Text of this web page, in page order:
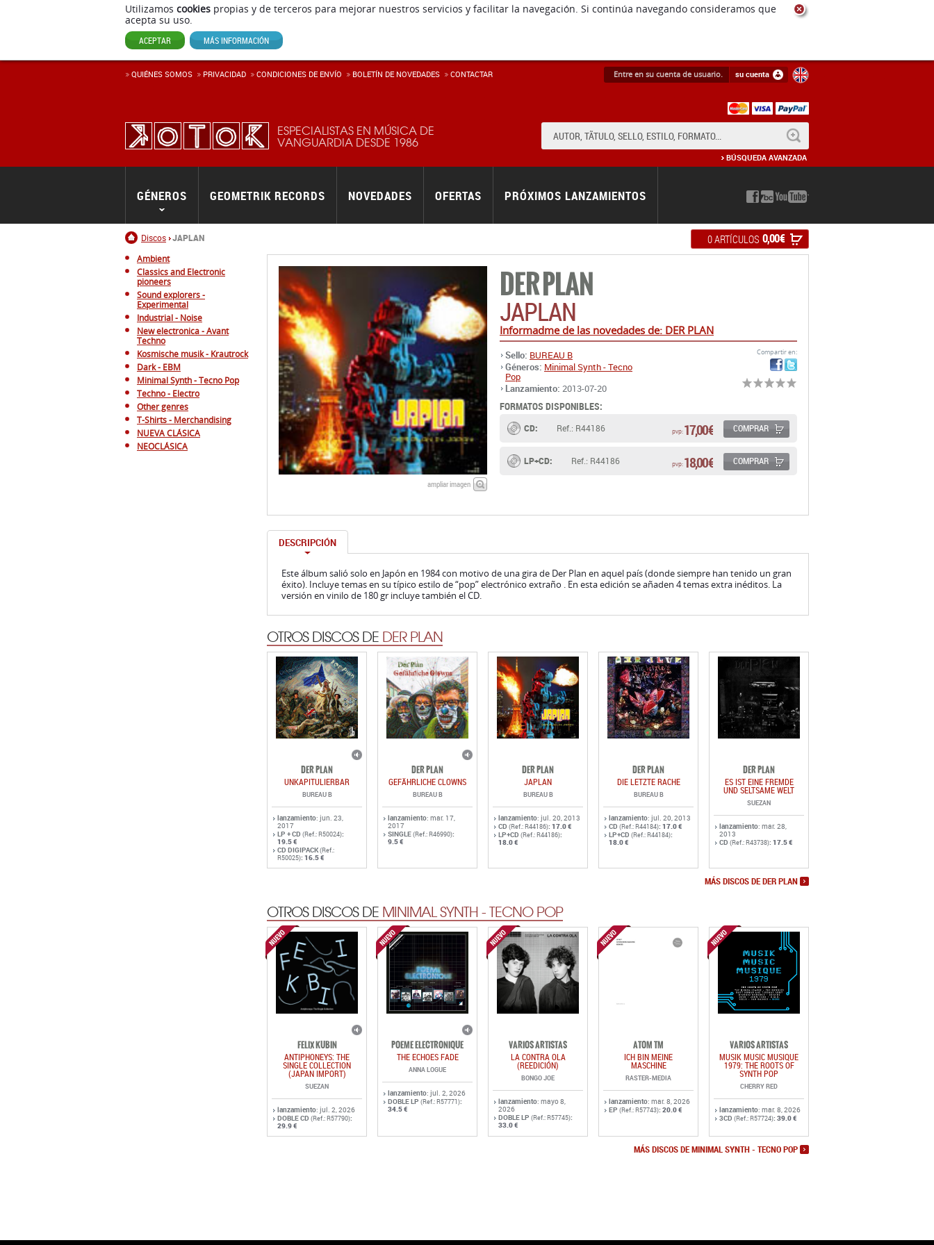
Utilizamos cookies propias y de terceros para mejorar nuestros servicios y facilitar la navegación. Si continúa navegando consideramos que
acepta su uso.
ACEPTAR MÁS INFORMACIÓN
ESPECIALISTAS EN MÚSICA DE
VANGUARDIA DESDE 1986
Inicio
Discos JAPLAN
Entre en su cuenta de usuario. su cuenta
BÚSQUEDA AVANZADA
0 ARTÍCULOS 0,00 €
GÉNEROS GEOMETRIK RECORDS NOVEDADES OFERTAS PRÓXIMOS LANZAMIENTOS
QUIÉNES SOMOS PRIVACIDAD CONDICIONES DE ENVÍ­O BOLETÍN DE NOVEDADES CONTACTAR
Ambient
Classics and Electronic
pioneers
Sound explorers -
Experimental
Industrial - Noise
New electronica - Avant
Techno
Kosmische musik - Krautrock
Dark - EBM
Minimal Synth - Tecno Pop
Techno - Electro
Other genres
T-Shirts - Merchandising
NUEVA CLÁSICA
NEOCLÁSICA
DER PLAN
JAPLAN
Informadme de las novedades de: DER PLAN
ampliar imagen
Sello: BUREAU B
Géneros: Minimal Synth - Tecno
Pop
Lanzamiento: 2013-07-20
Compartir en:
FORMATOS DISPONIBLES:
CD: Ref.: R44186 pvp:17,00 € COMPRAR
LP+CD: Ref.: R44186 pvp:18,00 € COMPRAR
DESCRIPCIÓN
Este álbum salió solo en Japón en 1984 con motivo de una gira de Der Plan en aquel país (donde siempre han tenido un gran
éxito). Incluye temas en su típico estilo de “pop” electrónico extraño . En esta edición se añaden 4 temas extra inéditos. La
versión en vinilo de 180 gr incluye también el CD.
OTROS DISCOS DE DER PLAN
DER PLAN
UNKAPITULIERBAR
BUREAU B
lanzamiento: jun. 23,
2017
LP + CD (Ref.: R50024):
19.5 €
CD DIGIPACK(Ref.:
R50025): 16.5 €
DER PLAN
GEFÄHRLICHE CLOWNS
BUREAU B
lanzamiento: mar. 17,
2017
SINGLE(Ref.: R46990):
9.5 €
DER PLAN
JAPLAN
BUREAU B
lanzamiento: jul. 20, 2013
CD (Ref.: R44186): 17.0 €
LP+CD (Ref.: R44186):
18.0 €
DER PLAN
DIE LETZTE RACHE
BUREAU B
lanzamiento: jul. 20, 2013
CD (Ref.: R44184): 17.0 €
LP+CD (Ref.: R44184):
18.0 €
DER PLAN
ES IST EINE FREMDE
UND SELTSAME WELT
SUEZAN
lanzamiento: mar. 28,
2013
CD (Ref.: R43738): 17.5 €
MÁS DISCOS DE DER PLAN
OTROS DISCOS DE MINIMAL SYNTH - TECNO POP
FELIX KUBIN
ANTIPHONEYS: THE
SINGLE COLLECTION
(JAPAN IMPORT)
SUEZAN
lanzamiento: jul. 2, 2026
DOBLE CD (Ref.: R57790):
29.9 €
POEME ELECTRONIQUE
THE ECHOES FADE
ANNA LOGUE
lanzamiento: jul. 2, 2026
DOBLE LP (Ref.: R57771):
34.5 €
VARIOS ARTISTAS
LA CONTRA OLA
(REEDICIÓN)
BONGO JOE
lanzamiento: mayo 8,
2026
DOBLE LP (Ref.: R57745):
33.0 €
ATOM TM
ICH BIN MEINE
MASCHINE
RASTER-MEDIA
lanzamiento: mar. 8, 2026
EP (Ref.: R57743): 20.0 €
VARIOS ARTISTAS
MUSIK MUSIC MUSIQUE
1979: THE ROOTS OF
SYNTH POP
CHERRY RED
lanzamiento: mar. 8, 2026
3CD (Ref.: R57724): 39.0 €
MÁS DISCOS DE MINIMAL SYNTH - TECNO POP